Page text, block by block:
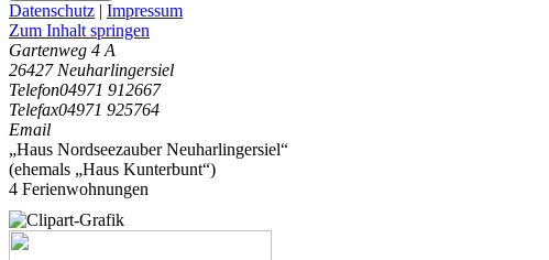
Datenschutz | Impressum
Zum Inhalt springen
Gartenweg 4 A
26427 Neuharlingersiel
Telefon04971 912667
Telefax04971 925764
Email
„Haus Nordseezauber Neuharlingersiel“
(ehemals „Haus Kunterbunt“)
4 Ferienwohnungen